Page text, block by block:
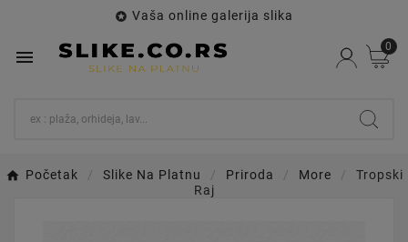
 Vaša online galerija slika

0
Početak Slike Na Platnu Priroda More
Tropski
Raj